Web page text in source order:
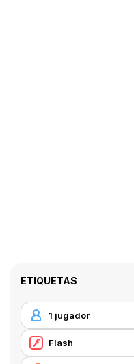
ETIQUETAS
1 jugador
Flash